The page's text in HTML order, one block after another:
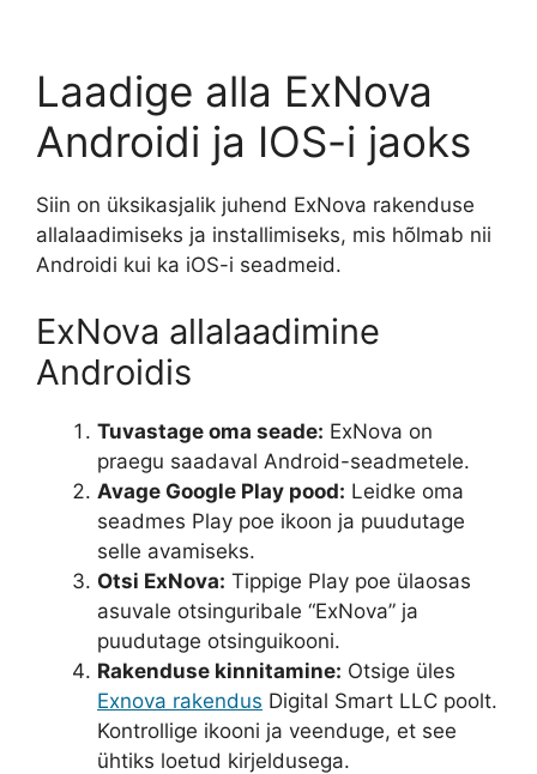
Laadige alla ExNova
Androidi ja IOS-i jaoks
Siin on üksikasjalik juhend ExNova rakenduse
allalaadimiseks ja installimiseks, mis hõlmab nii
Androidi kui ka iOS-i seadmeid.
ExNova allalaadimine
Androidis
Tuvastage oma seade: ExNova on
praegu saadaval Android-seadmetele.
Avage Google Play pood: Leidke oma
seadmes Play poe ikoon ja puudutage
selle avamiseks.
Otsi ExNova: Tippige Play poe ülaosas
asuvale otsinguribale “ExNova” ja
puudutage otsinguikooni.
Rakenduse kinnitamine: Otsige üles
Exnova rakendus Digital Smart LLC poolt.
Kontrollige ikooni ja veenduge, et see
ühtiks loetud kirjeldusega.